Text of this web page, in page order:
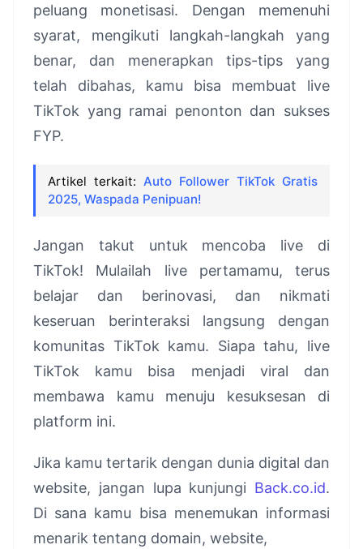
peluang monetisasi. Dengan memenuhi
syarat, mengikuti langkah-langkah yang
benar, dan menerapkan tips-tips yang
telah dibahas, kamu bisa membuat live
TikTok yang ramai penonton dan sukses
FYP.
Artikel terkait: Auto Follower TikTok Gratis
2025, Waspada Penipuan!
Jangan takut untuk mencoba live di
TikTok! Mulailah live pertamamu, terus
belajar dan berinovasi, dan nikmati
keseruan berinteraksi langsung dengan
komunitas TikTok kamu. Siapa tahu, live
TikTok kamu bisa menjadi viral dan
membawa kamu menuju kesuksesan di
platform ini.
Jika kamu tertarik dengan dunia digital dan
website, jangan lupa kunjungi Back.co.id.
Di sana kamu bisa menemukan informasi
menarik tentang domain, website,